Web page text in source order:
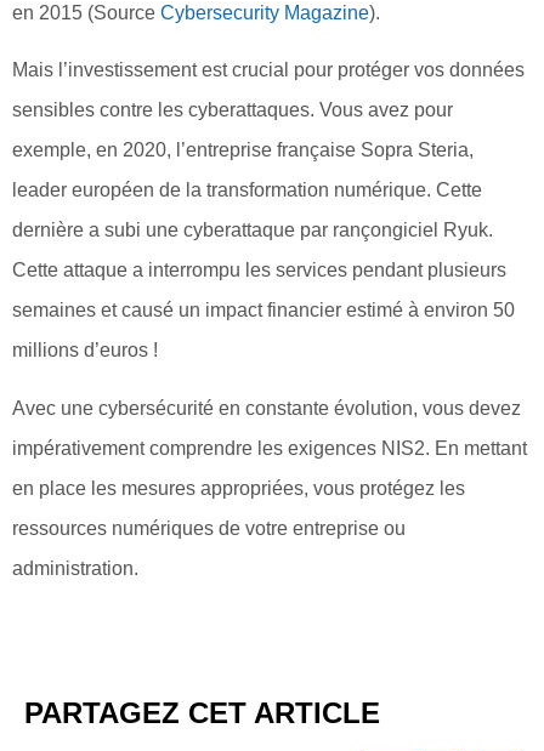
en 2015 (Source Cybersecurity Magazine).
Mais l’investissement est crucial pour protéger vos données
sensibles contre les cyberattaques. Vous avez pour
exemple, en 2020, l’entreprise française Sopra Steria,
leader européen de la transformation numérique. Cette
dernière a subi une cyberattaque par rançongiciel Ryuk.
Cette attaque a interrompu les services pendant plusieurs
semaines et causé un impact financier estimé à environ 50
millions d’euros !
Avec une cybersécurité en constante évolution, vous devez
impérativement comprendre les exigences NIS2. En mettant
en place les mesures appropriées, vous protégez les
ressources numériques de votre entreprise ou
administration.
PARTAGEZ CET ARTICLE